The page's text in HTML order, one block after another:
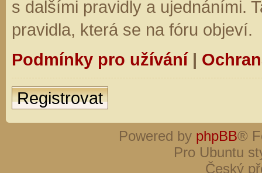
s dalšími pravidly a ujednáními.
pravidla, která se na fóru objeví.
Podmínky pro užívání|
Registrovat
Powered by phpBB®
Pro Ubuntu
Český